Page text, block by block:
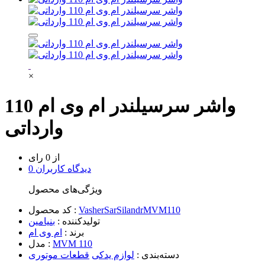
×
واشر سرسیلندر ام وی ام 110
وارداتی
از 0 رای
0 دیدگاه کاربران
ویژگی‌های محصول
کد محصول : VasherSarSilandrMVM110
تولیدکننده : بنیامین
برند : ام وی ام
مدل : MVM 110
دسته‌بندی : لوازم یدکی قطعات موتوری